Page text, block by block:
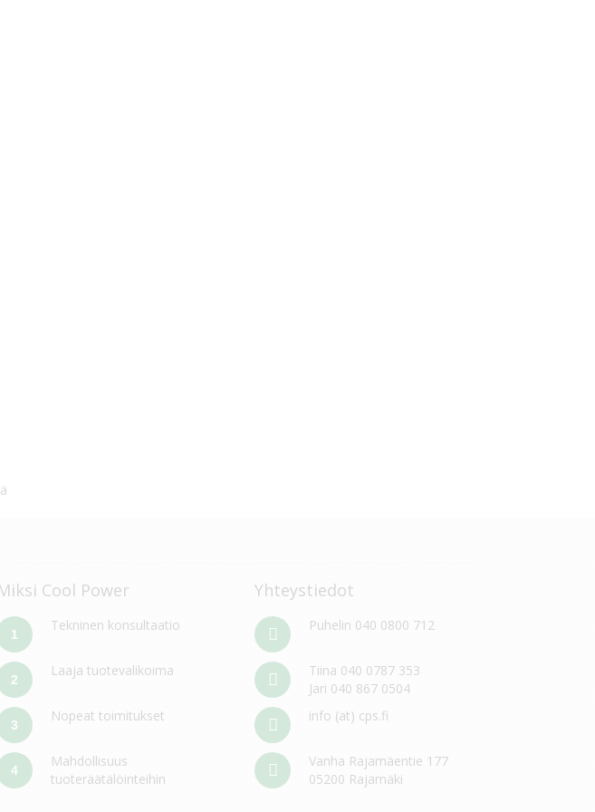
Cool Power
1
Tekninen konsultaatio
2
Laaja tuotevalikoima
3
Nopeat toimitukset
4
Mahdollisuus
tuoteräätälöinteihin
Yhteystiedot
Puhelin 040 0800 712
Tiina 040 0787 353
Jari 040 867 0504
info (at) cps.fi
Vanha Rajamäentie 177
05200 Rajamäki